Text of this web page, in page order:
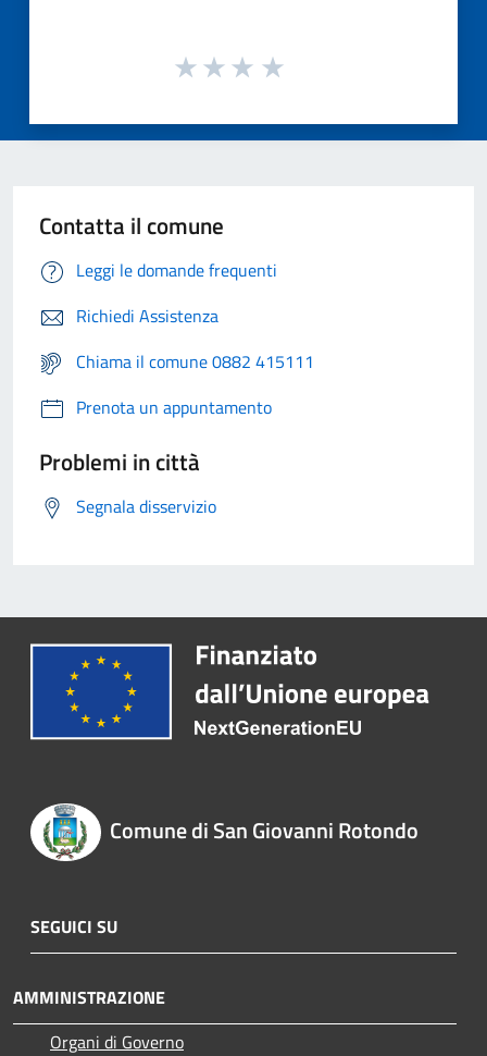
Contatta il comune
Leggi le domande frequenti
Richiedi Assistenza
Chiama il comune 0882 415111
Prenota un appuntamento
Problemi in città
Segnala disservizio
Comune di San Giovanni Rotondo
SEGUICI SU
AMMINISTRAZIONE
Organi di Governo